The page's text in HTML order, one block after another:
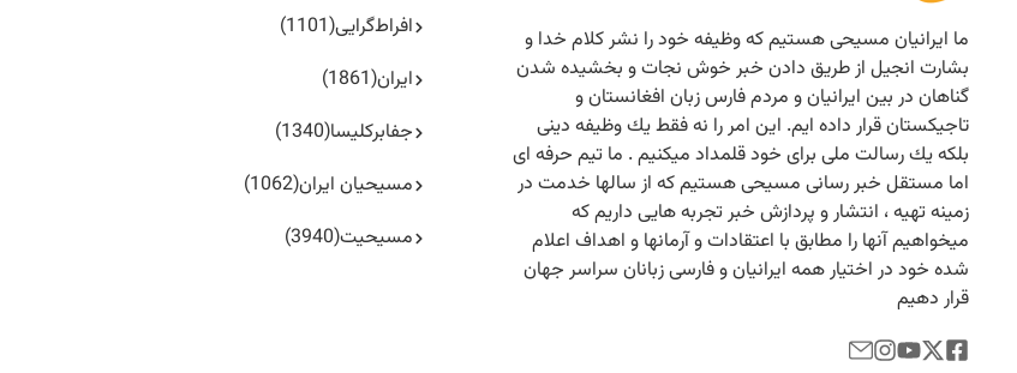
ما ایرانیان مسیحی هستیم كه وظیفه خود را نشر كلام خدا و
بشارت انجیل از طریق دادن خبر خوش نجات و بخشیده شدن
گناهان در بین ایرانیان و مردم فارس زبان افغانستان و
تاجیكستان قرار داده ایم. این امر را نه فقط یك وظیفه دینی
بلكه یك رسالت ملی برای خود قلمداد میكنیم . ما تیم حرفه ای
اما مستقل خبر رسانی مسیحی هستیم كه از سالها خدمت در
زمینه تهیه ، انتشار و پردازش خبر تجربه هایی داریم كه
میخواهیم آنها را مطابق با اعتقادات و آرمانها و اهداف اعلام
شده خود در اختیار همه ایرانیان و فارسی زبانان سراسر جهان
قرار دهیم
افراط‌گرایی(1101)
ایران(1861)
جفا‌بر‌کلیسا(1340)
مسیحیان ایران(1062)
مسیحیت(3940)